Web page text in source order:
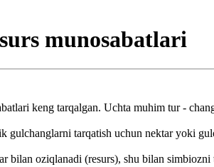
munosabatlari
keng tarqalgan. Uchta muhim tur -
gulchanglarni tarqatish uchun nektar yoki
bilan oziqlanadi (resurs), shu bilan